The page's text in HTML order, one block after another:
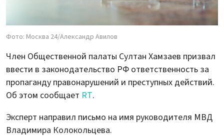
Фото: Москва 24/Александр Авилов
Член Общественной палаты Султан Хамзаев призвал
ввести в законодательство РФ ответственность за
пропаганду правонарушений и преступных действий.
Об этом сообщает RT.
Эксперт направил письмо на имя руководителя МВД
Владимира Колокольцева.